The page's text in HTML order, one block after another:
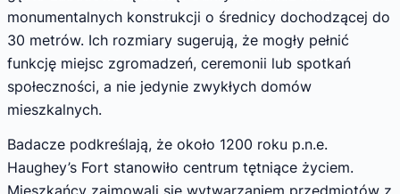
monumentalnych konstrukcji o średnicy dochodzącej do
30 metrów. Ich rozmiary sugerują, że mogły pełnić
funkcję miejsc zgromadzeń, ceremonii lub spotkań
społeczności, a nie jedynie zwykłych domów
mieszkalnych.
Badacze podkreślają, że około 1200 roku p.n.e.
Haughey’s Fort stanowiło centrum tętniące życiem.